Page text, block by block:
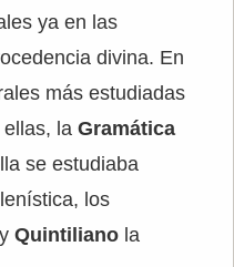
ya en las
divina. En
más estudiadas
la Gramática
se estudiaba
los
Quintiliano la